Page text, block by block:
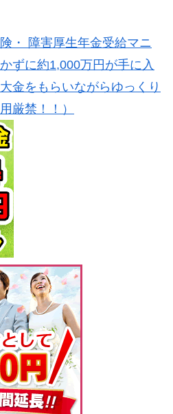
・ 障害厚生年金受給マニ
ずに約1,000万円が手に入
金をもらいながらゆっくり
厳禁！！）